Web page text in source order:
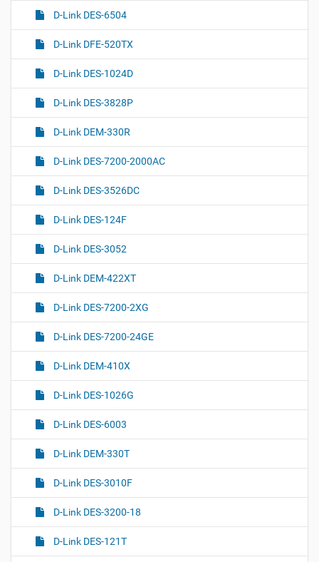
D-Link DES-6504
D-Link DFE-520TX
D-Link DES-1024D
D-Link DES-3828P
D-Link DEM-330R
D-Link DES-7200-2000AC
D-Link DES-3526DC
D-Link DES-124F
D-Link DES-3052
D-Link DEM-422XT
D-Link DES-7200-2XG
D-Link DES-7200-24GE
D-Link DEM-410X
D-Link DES-1026G
D-Link DES-6003
D-Link DEM-330T
D-Link DES-3010F
D-Link DES-3200-18
D-Link DES-121T